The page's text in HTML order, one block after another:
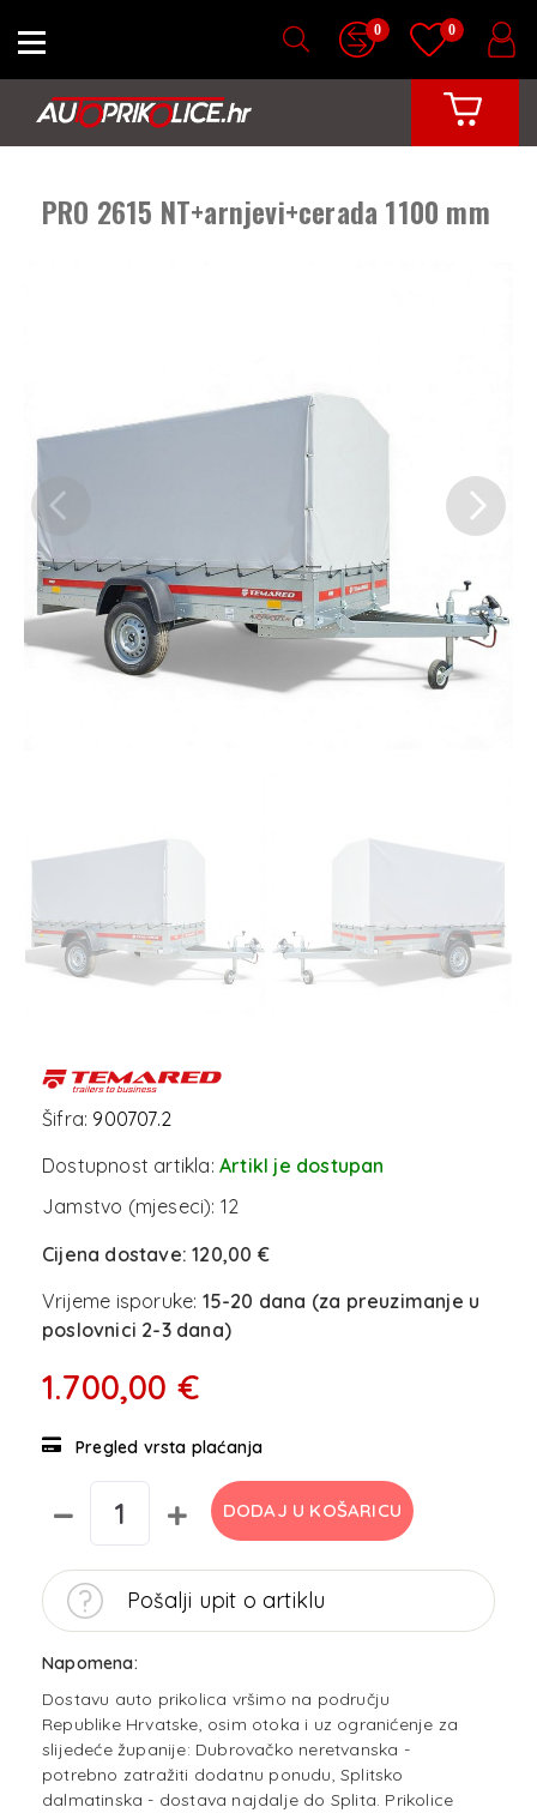
0 0
PRO 2615 NT+arnjevi+cerada 1100 mm
Previous Next
Šifra: 900707.2
Dostupnost artikla: Artikl je dostupan
Jamstvo (mjeseci): 12
Cijena dostave:120,00 €
Vrijeme isporuke: 15-20 dana (za preuzimanje u
poslovnici 2-3 dana)
1.700,00 €
Pregled vrsta plaćanja
DODAJ U KOŠARICU
Pošalji upit o artiklu
Napomena:
Dostavu auto prikolica vršimo na području
Republike Hrvatske, osim otoka i uz ogranićenje za
slijedeće županije: Dubrovačko neretvanska -
potrebno zatražiti dodatnu ponudu, Splitsko
dalmatinska - dostava najdalje do Splita. Prikolice